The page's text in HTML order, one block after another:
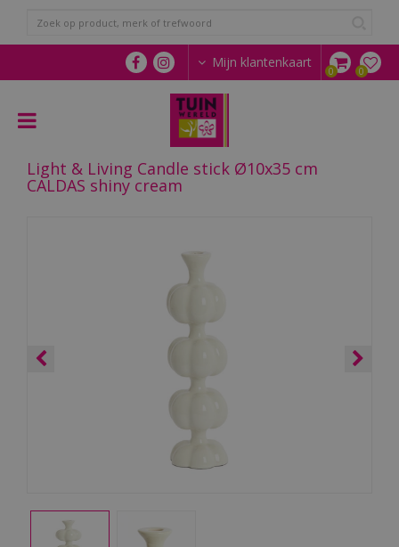
n
a
Mijn klantenkaart
Light & Living Candle stick Ø10x35 cm
CALDAS shiny cream